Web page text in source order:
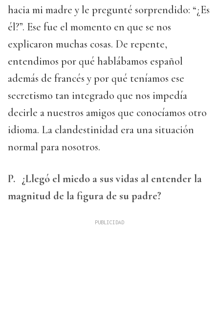
hacia mi madre y le pregunté sorprendido: “¿Es
él?”. Ese fue el momento en que se nos
explicaron muchas cosas. De repente,
entendimos por qué hablábamos español
además de francés y por qué teníamos ese
secretismo tan integrado que nos impedía
decirle a nuestros amigos que conocíamos otro
idioma. La clandestinidad era una situación
normal para nosotros.
P. ¿Llegó el miedo a sus vidas al entender la
magnitud de la figura de su padre?